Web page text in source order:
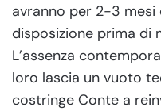
avranno per 2-3 mesi
disposizione prima di
L’assenza
loro lascia un vuoto
costringe Conte a